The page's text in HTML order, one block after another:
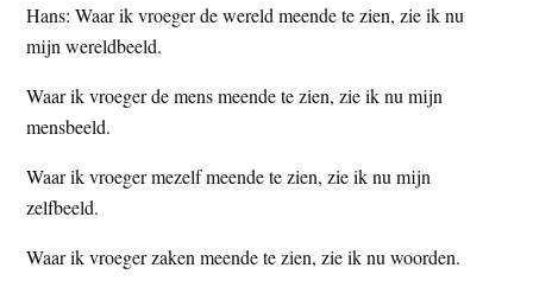
Hans: Waar ik vroeger de wereld meende te zien, zie ik nu
mijn wereldbeeld.
Waar ik vroeger de mens meende te zien, zie ik nu mijn
mensbeeld.
Waar ik vroeger mezelf meende te zien, zie ik nu mijn
zelfbeeld.
Waar ik vroeger zaken meende te zien, zie ik nu woorden.